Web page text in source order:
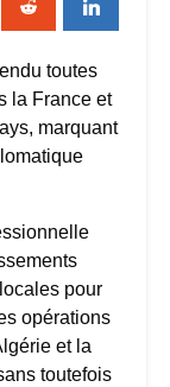
toutes
la France et
marquant
pour
opérations
et la
toutefois